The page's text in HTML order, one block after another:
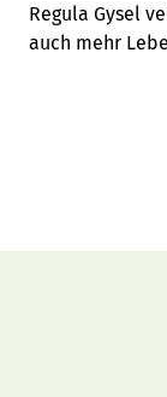
Regula Gysel
auch mehr